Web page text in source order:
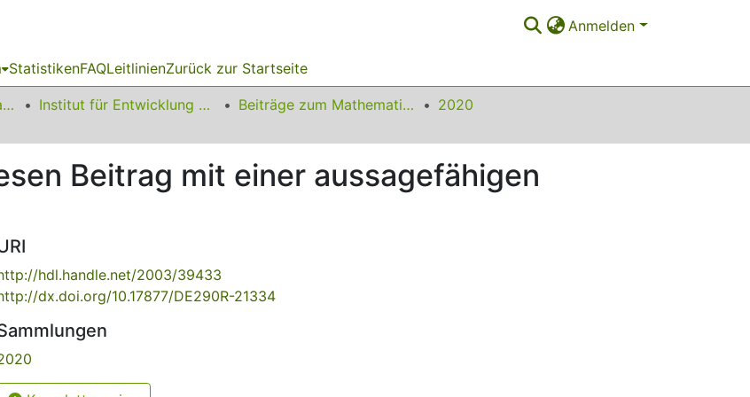
Anmelden
StatistikenFAQLeitlinienZurück zur Startseite
01 Fakultät für Mathematik Institut für Entwicklung und Erforschung des Mathematikunterrichts Beiträge zum Mathematikunterricht
2020
Beitrag mit einer aussagefähigen
hdl.handle.net/2003/39433
dx.doi.org/10.17877/DE290R-21334